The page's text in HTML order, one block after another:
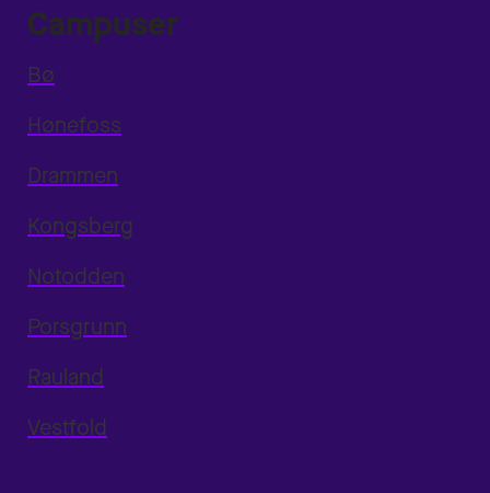
Campuser
Bø
Hønefoss
Drammen
Kongsberg
Notodden
Porsgrunn
Rauland
Vestfold